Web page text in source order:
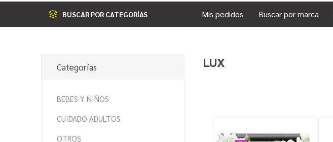
BUSCAR POR CATEGORÍAS Mis pedidos Buscar por marca
LUX
Categorías
BEBES Y NIÑOS
CUIDADO ADULTOS
OTROS